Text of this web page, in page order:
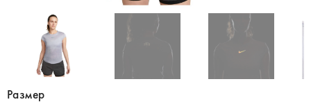
Размер